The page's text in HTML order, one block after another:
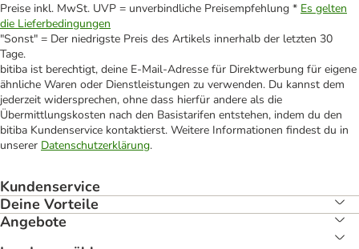
Preise inkl. MwSt. UVP = unverbindliche Preisempfehlung * Es gelten
die Lieferbedingungen
"Sonst" = Der niedrigste Preis des Artikels innerhalb der letzten 30
Tage.
bitiba ist berechtigt, deine E-Mail-Adresse für Direktwerbung für eigene
ähnliche Waren oder Dienstleistungen zu verwenden. Du kannst dem
jederzeit widersprechen, ohne dass hierfür andere als die
Übermittlungskosten nach den Basistarifen entstehen, indem du den
bitiba Kundenservice kontaktierst. Weitere Informationen findest du in
unserer Datenschutzerklärung.
Kundenservice
Deine Vorteile
Angebote